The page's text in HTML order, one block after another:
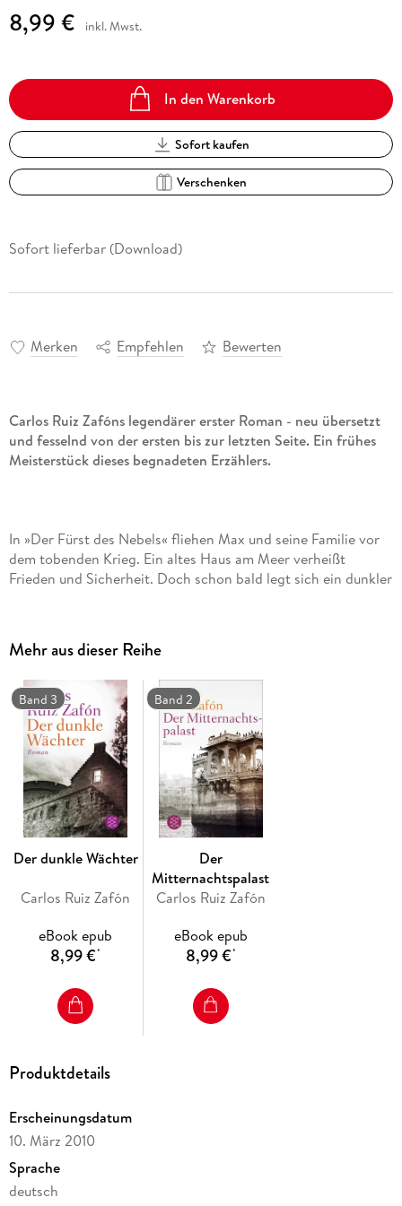
8,99 € inkl. Mwst.
In den Warenkorb
Sofort kaufen
Verschenken
Sofort lieferbar (Download)
Merken Empfehlen Bewerten
Carlos Ruiz Zafóns legendärer erster Roman - neu übersetzt
und fesselnd von der ersten bis zur letzten Seite. Ein frühes
Meisterstück dieses begnadeten Erzählers.
In »Der Fürst des Nebels« fliehen Max und seine Familie vor
dem tobenden Krieg. Ein altes Haus am Meer verheißt
Frieden und Sicherheit. Doch schon bald legt sich ein dunkler
nun auch das Leben seiner Familie. Als er mit seinem neuen
Freund Roland zum Wrack der Orpheus taucht, kann Max
förmlich fühlen, wie etwas Schreckliches in der Tiefe lauert.
Gibt es eine Verbindung zum finsteren »Fürst des Nebels«,
von dem der Leuchtturmwärter erzählt? Und hat der ihnen
wirklich alles gesagt?
Als Max erkennt, welch grauenvolle Gefahr wirklich droht,
hat sich bereits ein Sturm zusammengebraut: etwas lange
Totgeglaubtes erhebt sein Haupt und macht sich auf die
Jagd.
Mehr aus dieser Reihe
Band 3
Der dunkle Wächter
Carlos Ruiz Zafón
eBook epub
8,99 €*
Band 2
Der
Mitternachtspalast
Carlos Ruiz Zafón
eBook epub
8,99 €*
Produktdetails
Erscheinungsdatum
10. März 2010
Sprache
deutsch